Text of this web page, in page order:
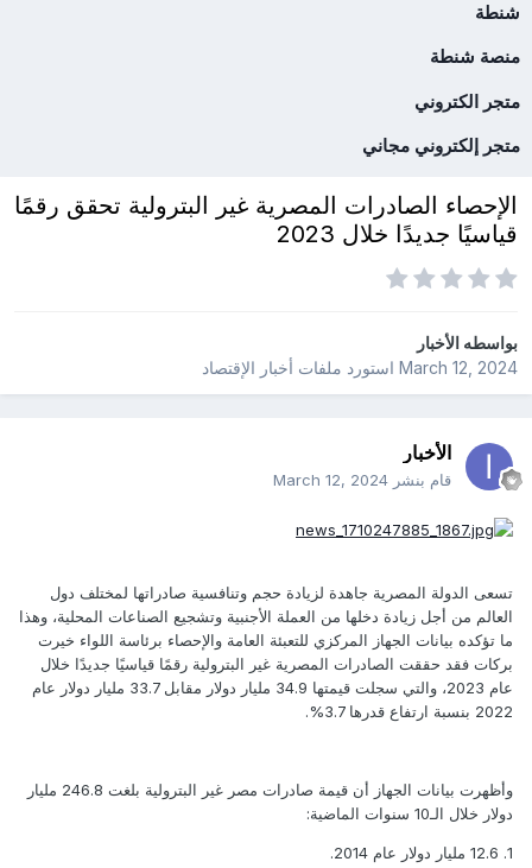
شنطة
منصة شنطة
متجر الكتروني
متجر إلكتروني مجاني
الإحصاء الصادرات المصرية غير البترولية تحقق رقمًا
قياسيًا جديدًا خلال 2023
بواسطهالأخبار
March 12, 2024استورد ملفات أخبار الإقتصاد
الأخبار
قام بنشر March 12, 2024
تسعى الدولة المصرية جاهدة لزيادة حجم وتنافسية صادراتها لمختلف دول
العالم من أجل زيادة دخلها من العملة الأجنبية وتشجيع الصناعات المحلية، وهذا
ما تؤكده بيانات الجهاز المركزي للتعبئة العامة والإحصاء برئاسة اللواء خيرت
بركات فقد حققت الصادرات المصرية غير البترولية رقمًا قياسيًا جديدًا خلال
عام 2023، والتي سجلت قيمتها 34.9 مليار دولار مقابل 33.7 مليار دولار عام
2022 بنسبة ارتفاع قدرها 3.7%.
وأظهرت بيانات الجهاز أن قيمة صادرات مصر غير البترولية بلغت 246.8 مليار
دولار خلال الـ10 سنوات الماضية: